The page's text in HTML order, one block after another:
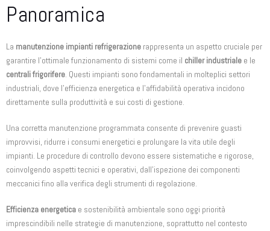
Panoramica
La manutenzione impianti refrigerazione rappresenta un aspetto cruciale per
garantire l’ottimale funzionamento di sistemi come il chiller industriale e le
centrali frigorifere. Questi impianti sono fondamentali in molteplici settori
industriali, dove l’efficienza energetica e l’affidabilità operativa incidono
direttamente sulla produttività e sui costi di gestione.
Una corretta manutenzione programmata consente di prevenire guasti
improvvisi, ridurre i consumi energetici e prolungare la vita utile degli
impianti. Le procedure di controllo devono essere sistematiche e rigorose,
coinvolgendo aspetti tecnici e operativi, dall’ispezione dei componenti
meccanici fino alla verifica degli strumenti di regolazione.
Efficienza energetica e sostenibilità ambientale sono oggi priorità
imprescindibili nelle strategie di manutenzione, soprattutto nel contesto